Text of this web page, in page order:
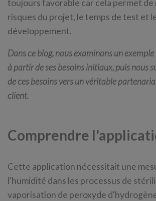
toujours favorable car cela permet de
risques du projet, le temps de test et
développement.
Dans ce blog, nous examinons un
à partir de ses besoins initiaux, puis nous
de ces besoins vers un véritable
client.
Comprendre
Cette application nécessitait une
l'humidité dans les processus de
vaporisation de peroxyde